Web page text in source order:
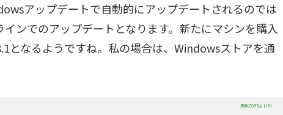
アップデートで自動的にアップデートされるのでは
ンでのアップデートとなります。新たにマシンを購入
となるようですね。私の場合は、Windowsストアを通